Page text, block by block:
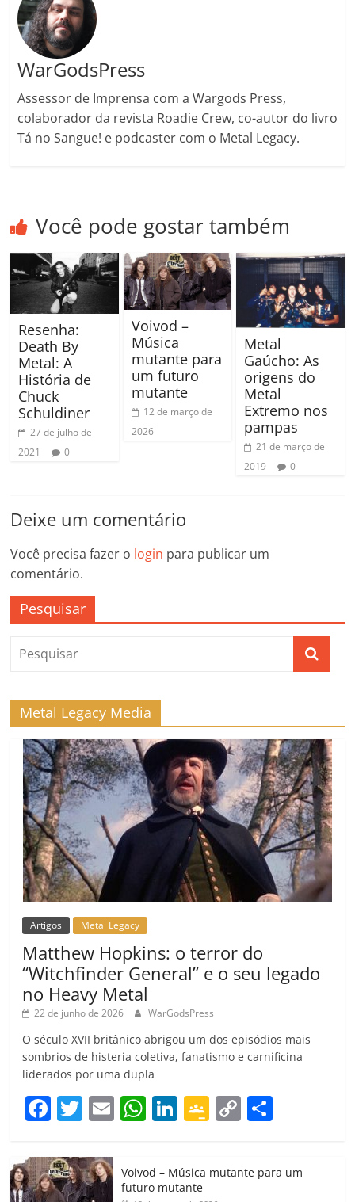
WarGodsPress
Assessor de Imprensa com a Wargods Press,
colaborador da revista Roadie Crew, co-autor do livro
Tá no Sangue! e podcaster com o Metal Legacy.
Você pode gostar também
Resenha:
Death By
Metal: A
História de
Chuck
Schuldiner
27 de julho de
2021
0
Voivod –
Música
mutante para
um futuro
mutante
12 de março de
2026
Metal
Gaúcho: As
origens do
Metal
Extremo nos
pampas
21 de março de
2019
0
Deixe um comentário
Você precisa fazer o login para publicar um
comentário.
Pesquisar
Metal Legacy Media
Artigos Metal Legacy
Matthew Hopkins: o terror do
“Witchfinder General” e o seu legado
no Heavy Metal
22 de junho de 2026 WarGodsPress
O século XVII britânico abrigou um dos episódios mais
sombrios de histeria coletiva, fanatismo e carnificina
liderados por uma dupla
F
c
e
T
itt
er
E
ai
W
at
s
Li
k
e
G
gl
C
y p
Voivod – Música mutante para um
futuro mutante